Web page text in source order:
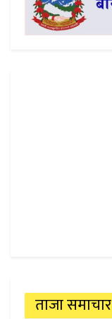
ताजा समाचार